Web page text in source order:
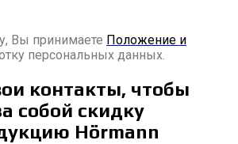
Вы принимаете Положение и
персональных данных.
контакты, чтобы
собой скидку
Hörmann